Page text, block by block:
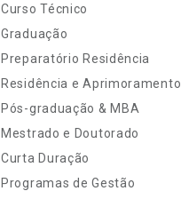
Curso Técnico
Graduação
Preparatório Residência
Residência e Aprimoramento
Pós-graduação & MBA
Mestrado e Doutorado
Curta Duração
Programas de Gestão